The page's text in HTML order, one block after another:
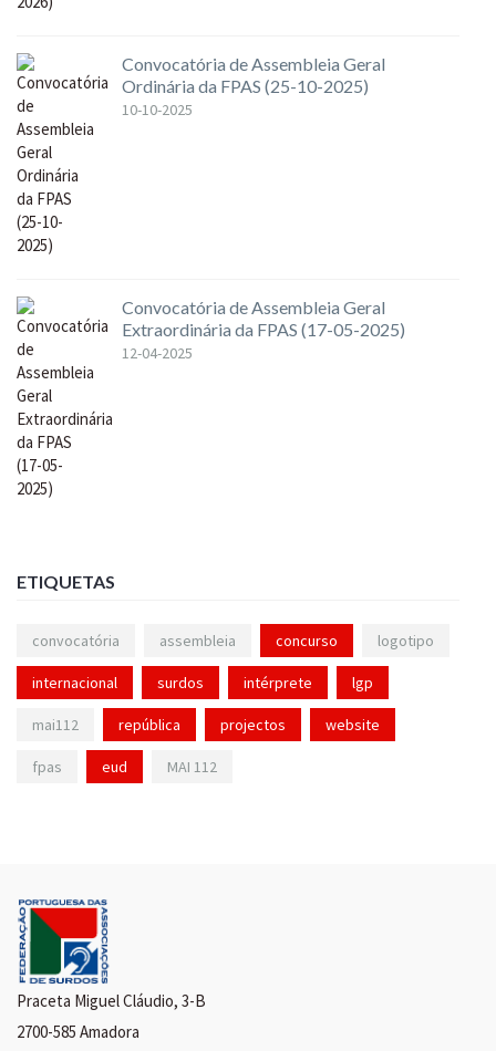
Convocatória de Assembleia Geral
Ordinária da FPAS (25-10-2025)
10-10-2025
Convocatória de Assembleia Geral
Extraordinária da FPAS (17-05-2025)
12-04-2025
ETIQUETAS
convocatória assembleia concurso logotipo
internacional surdos intérprete lgp
mai112 república projectos website
fpas eud MAI 112
Praceta Miguel Cláudio, 3-B
2700-585 Amadora